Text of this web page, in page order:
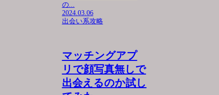
の...
2024.03.06
出会い系攻略
マッチングアプ
リで顔写真無しで
出会えるのか試し